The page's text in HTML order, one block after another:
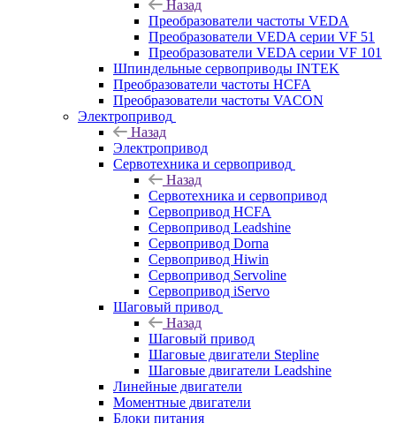
Назад
Преобразователи частоты VEDA
Преобразователи VEDA серии VF 51
Преобразователи VEDA серии VF 101
Шпиндельные сервоприводы INTEK
Преобразователи частоты HCFA
Преобразователи частоты VACON
Электропривод
Назад
Электропривод
Сервотехника и сервопривод
Назад
Сервотехника и сервопривод
Сервопривод HCFA
Сервопривод Leadshine
Сервопривод Dorna
Сервопривод Hiwin
Сервопривод Servoline
Сервопривод iServo
Шаговый привод
Назад
Шаговый привод
Шаговые двигатели Stepline
Шаговые двигатели Leadshine
Линейные двигатели
Моментные двигатели
Блоки питания